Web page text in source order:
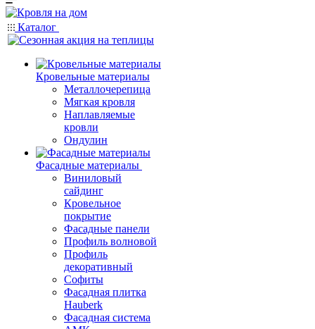
Каталог
Кровельные материалы
Металлочерепица
Мягкая кровля
Наплавляемые
кровли
Ондулин
Фасадные материалы
Виниловый
сайдинг
Кровельное
покрытие
Фасадные панели
Профиль волновой
Профиль
декоративный
Софиты
Фасадная плитка
Hauberk
Фасадная система